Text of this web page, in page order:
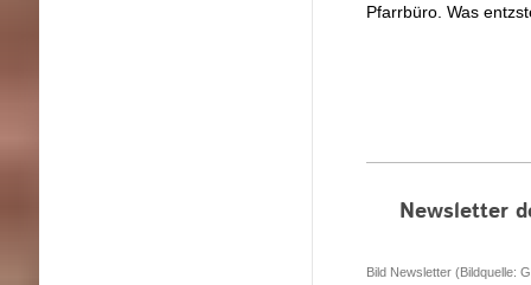
Pfarrbüro. Was
Newsletter
Bild Newsletter (Bildquelle: